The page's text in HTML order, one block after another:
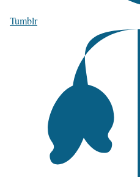
Tumblr